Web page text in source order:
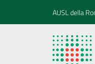
Vai al contenuto
Vai alla navigazione
AUSL della